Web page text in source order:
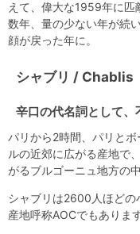
えて、偉大な1959年に匹
数年、量の少ない年が続
顔が戻った年に。
シャブリ / Chablis
辛口の代名詞として
パリから2時間、パリと
ルの近郊に広がる産地で
がるブルゴーニュ地方の
シャブリは2600人ほどの
産地呼称AOCでもあります